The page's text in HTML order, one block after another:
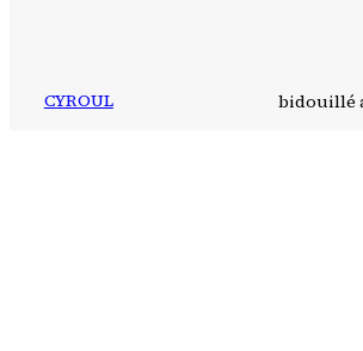
CYROUL bidouillé